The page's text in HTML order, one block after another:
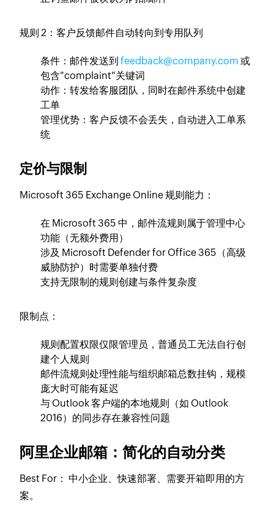
规则 2：客户反馈邮件自动转向到专用队列
条件：邮件发送到feedback@company.com 或
包含"complaint"关键词
动作：转发给客服团队，同时在邮件系统中创建
工单
管理优势：客户反馈不会丢失，自动进入工单系
统
定价与限制
Microsoft 365 Exchange Online 规则能力：
在 Microsoft 365 中，邮件流规则属于管理中心
功能（无额外费用）
涉及 Microsoft Defender for Office 365（高级
威胁防护）时需要单独付费
支持无限制的规则创建与条件复杂度
限制点：
规则配置权限仅限管理员，普通员工无法自行创
建个人规则
邮件流规则处理性能与组织邮箱总数挂钩，规模
庞大时可能有延迟
与 Outlook 客户端的本地规则（如 Outlook
2016）的同步存在兼容性问题
阿里企业邮箱：简化的自动分类
Best For： 中小企业、快速部署、需要开箱即用的方
案。